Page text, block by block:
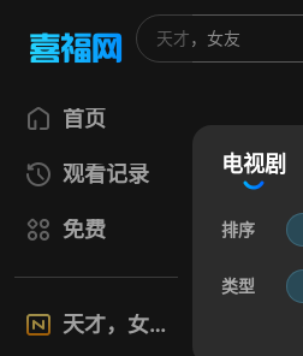
首页
观看记录
免费
天才，女友
电视剧
排序
类型